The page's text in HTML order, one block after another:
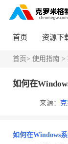
首页 资源下
首页> 使用指南 >
来源：
如何在Windows